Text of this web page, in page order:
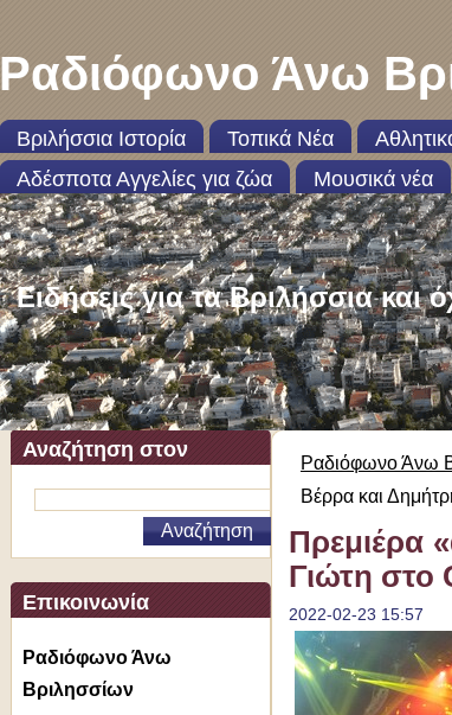
Ραδιόφωνο Άνω
Βριλήσσια Ιστορία Τοπικά Νέα
Αδέσποτα Αγγελίες για ζώα
Μουσικά νέα
Ειδήσεις για τα Βριλήσσια και
Αναζήτηση στον
ιστότοπο
Επικοινωνία
Ραδιόφωνο Άνω
Βριλησσίων
Ραδιόφωνο Άνω
Βέρρα και
Πρεμιέρα
Γιώτη στο
2022-02-23 15:57